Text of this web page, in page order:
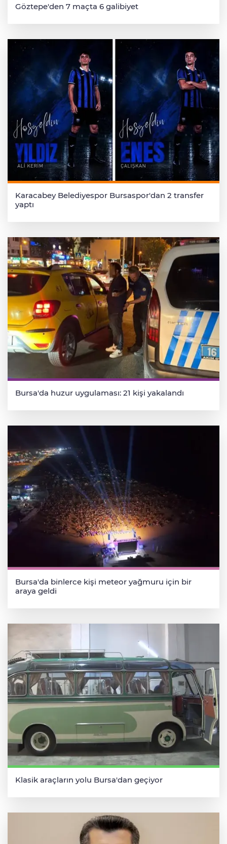
Göztepe'den 7 maçta 6 galibiyet
Karacabey Belediyespor Bursaspor'dan 2 transfer
yaptı
Bursa'da huzur uygulaması: 21 kişi yakalandı
Bursa'da binlerce kişi meteor yağmuru için bir
araya geldi
Klasik araçların yolu Bursa'dan geçiyor